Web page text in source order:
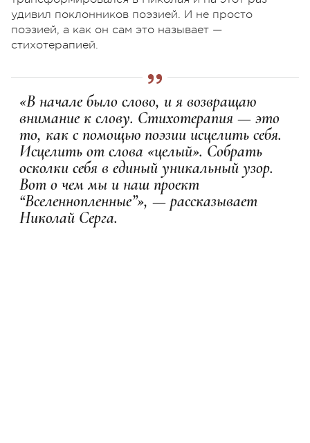
удивил поклонников поэзией. И не просто
поэзией, а как он сам это называет —
стихотерапией.
«В начале было слово, и я возвращаю
внимание к слову. Стихотерапия — это
то, как с помощью поэзии исцелить себя.
Исцелить от слова «целый». Собрать
осколки себя в единый уникальный узор.
Вот о чем мы и наш проект
“Вселеннопленные”», — рассказывает
Николай Серга.